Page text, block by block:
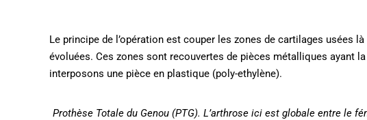
Le principe de l’opération est couper les zones de cartilages usées
évoluées. Ces zones sont recouvertes de pièces métalliques ayant
interposons une pièce en plastique (poly-ethylène).
Prothèse Totale du Genou (PTG). L’arthrose ici est globale entre le